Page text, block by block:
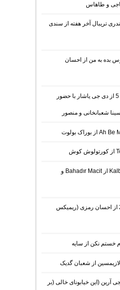
و طاهاس
تریبال آخر هفته از سندی
بده به من از احسان
دانلود آهنگ ریمیکس زلزله 5 از دی جی یاشار با حضور
شعبانخانی و منصور
دانلود آهنگ ترکی Kalbine Sor از Bahadır Macit و
دانلود ریمیکس دیپ نایت 2 از احسان رمزی (ریمیکس
خستم نکن از سایه
از شعبان گدیک
آرین (این خیابونای خالی (بر